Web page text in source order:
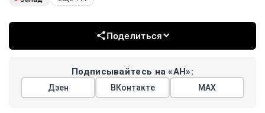
Поделиться
Подписывайтесь на «АН»:
Дзен ВКонтакте МАХ